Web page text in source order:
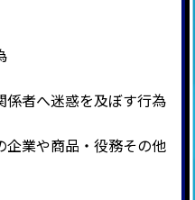
係者へ迷惑を及ぼす行為
企業や商品・役務その他